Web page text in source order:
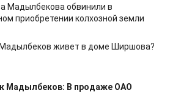
Мадылбекова обвинили в
приобретении колхозной земли
живет в доме Ширшова?
Мадылбеков: В продаже ОАО